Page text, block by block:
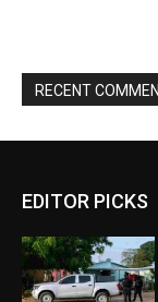
RECENT
EDITOR PICKS